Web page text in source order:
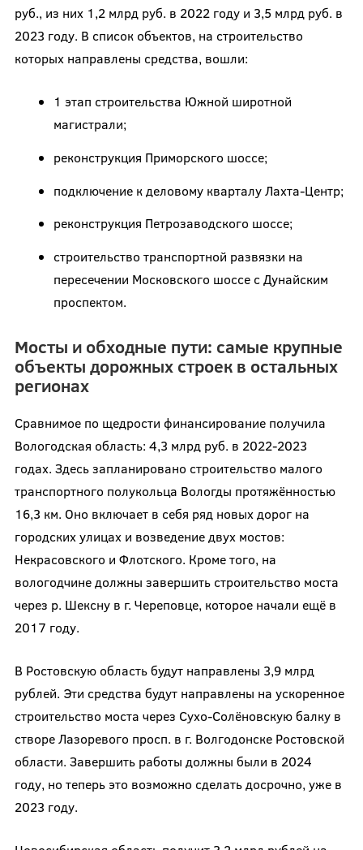
руб., из них 1,2 млрд руб. в 2022 году и 3,5 млрд руб. в
2023 году. В список объектов, на строительство
которых направлены средства, вошли:
1 этап строительства Южной широтной
магистрали;
реконструкция Приморского шоссе;
подключение к деловому кварталу Лахта-Центр;
реконструкция Петрозаводского шоссе;
строительство транспортной развязки на
пересечении Московского шоссе с Дунайским
проспектом.
Мосты и обходные пути: самые крупные
объекты дорожных строек в остальных
регионах
Сравнимое по щедрости финансирование получила
Вологодская область: 4,3 млрд руб. в 2022-2023
годах. Здесь запланировано строительство малого
транспортного полукольца Вологды протяжённостью
16,3 км. Оно включает в себя ряд новых дорог на
городских улицах и возведение двух мостов:
Некрасовского и Флотского. Кроме того, на
вологодчине должны завершить строительство моста
через р. Шексну в г. Череповце, которое начали ещё в
2017 году.
В Ростовскую область будут направлены 3,9 млрд
рублей. Эти средства будут направлены на ускоренное
строительство моста через Сухо-Солёновскую балку в
створе Лазоревого просп. в г. Волгодонске Ростовской
области. Завершить работы должны были в 2024
году, но теперь это возможно сделать досрочно, уже в
2023 году.